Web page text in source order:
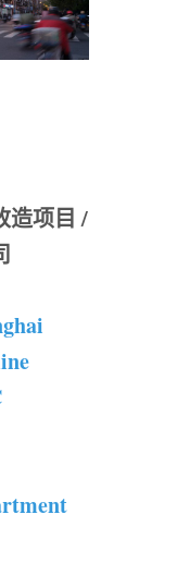
造项目 /